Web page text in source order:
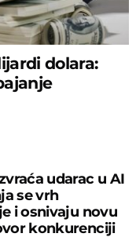
dolara:
udarac u AI
se vrh
i osnivaju novu
konkurenciji